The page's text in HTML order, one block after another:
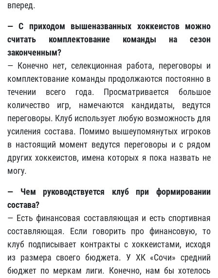
вперед.
— С приходом вышеназванных хоккеистов можно
считать комплектование команды на сезон
законченным?
— Конечно нет, селекционная работа, переговоры и
комплектование команды продолжаются постоянно в
течении всего года. Просматривается большое
количество игр, намечаются кандидаты, ведутся
переговоры. Клуб использует любую возможность для
усиления состава. Помимо вышеупомянутых игроков
в настоящий момент ведутся переговоры и с рядом
других хоккеистов, имена которых я пока назвать не
могу.
— Чем руководствуется клуб при формировании
состава?
— Есть финансовая составляющая и есть спортивная
составляющая. Если говорить про финансовую, то
клуб подписывает контракты с хоккеистами, исходя
из размера своего бюджета. У ХК «Сочи» средний
бюджет по меркам лиги. Конечно, нам бы хотелось